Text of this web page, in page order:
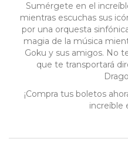
Sumérgete en el
mientras escuchas sus
por una orquesta
magia de la música
Goku y sus amigos. No
que te transportará
¡Compra tus boletos
increíble